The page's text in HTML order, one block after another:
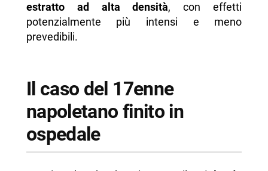
estratto ad alta densità, con effetti
potenzialmente più intensi e meno
prevedibili.
Il caso del 17enne
napoletano finito in
ospedale